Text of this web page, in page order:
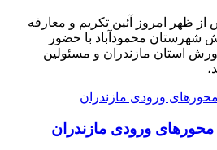
از ظهر امروز آئین تکریم و معارفه
شهرستان محمودآباد با حضور
استان مازندران و مسئولین
ورودی مازندران